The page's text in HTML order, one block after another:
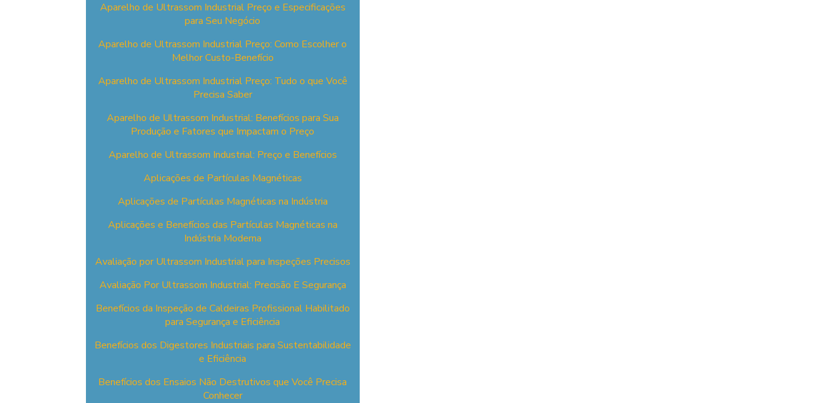
Aparelho de Ultrassom Industrial Preço e Especificações
para Seu Negócio
Aparelho de Ultrassom Industrial Preço: Como Escolher o
Melhor Custo-Benefício
Aparelho de Ultrassom Industrial Preço: Tudo o que Você
Precisa Saber
Aparelho de Ultrassom Industrial: Benefícios para Sua
Produção e Fatores que Impactam o Preço
Aparelho de Ultrassom Industrial: Preço e Benefícios
Aplicações de Partículas Magnéticas
Aplicações de Partículas Magnéticas na Indústria
Aplicações e Benefícios das Partículas Magnéticas na
Indústria Moderna
Avaliação por Ultrassom Industrial para Inspeções Precisos
Avaliação Por Ultrassom Industrial: Precisão E Segurança
Benefícios da Inspeção de Caldeiras Profissional Habilitado
para Segurança e Eficiência
Benefícios dos Digestores Industriais para Sustentabilidade
e Eficiência
Benefícios dos Ensaios Não Destrutivos que Você Precisa
Conhecer